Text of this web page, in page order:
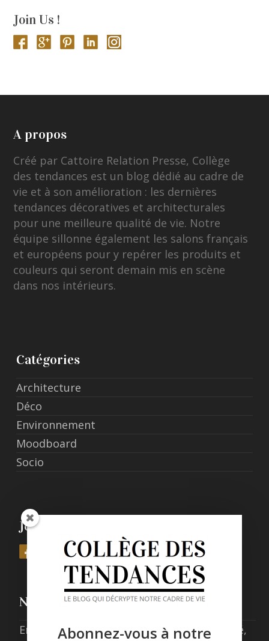
Join Us !
A propos
Créé par Cattoire Relation Presse, Collège
des tendances est un blog dédié au cadre de
vie et à son amélioration : les dernières
tendances décoratives et architecturales
pour une meilleure qualité de vie. Notre
équipe sillonne également les salons français
et européens pour y repérer les produits et
couleurs qui seront demain mis en scène
dans nos intérieurs.
Catégories
Architecture
Déco
Environnement
Moodboard
Socio
Join Us
Nos derniers posts
Entre expérience, confort et responsabilité,
Abonnez-vous à notre